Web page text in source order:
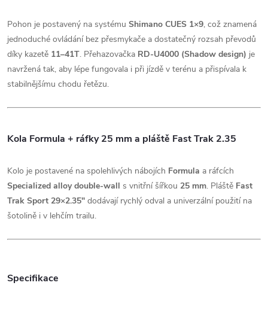
Pohon je postavený na systému Shimano CUES 1×9, což znamená
jednoduché ovládání bez přesmykače a dostatečný rozsah převodů
díky kazetě 11–41T. Přehazovačka RD-U4000 (Shadow design) je
navržená tak, aby lépe fungovala i při jízdě v terénu a přispívala k
stabilnějšímu chodu řetězu.
Kola Formula + ráfky 25 mm a pláště Fast Trak 2.35
Kolo je postavené na spolehlivých nábojích Formula a ráfcích
Specialized alloy double-wall s vnitřní šířkou 25 mm. Pláště Fast
Trak Sport 29×2.35" dodávají rychlý odval a univerzální použití na
šotolině i v lehčím trailu.
Specifikace